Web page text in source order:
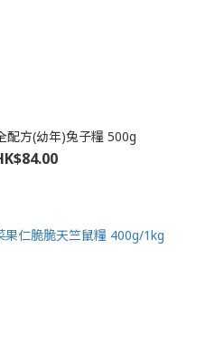
配方(幼年)兔子糧 500g